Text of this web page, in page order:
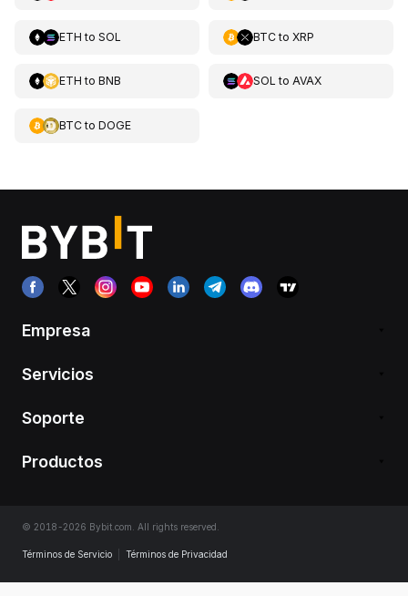
ETH to SOL BTCto XRP
ETH to BNB SOL to AVAX
BTCto DOGE
Empresa
Servicios
Soporte
Productos
© 2018-2026 Bybit.com. All rights reserved.
Términos de Servicio Términos de Privacidad